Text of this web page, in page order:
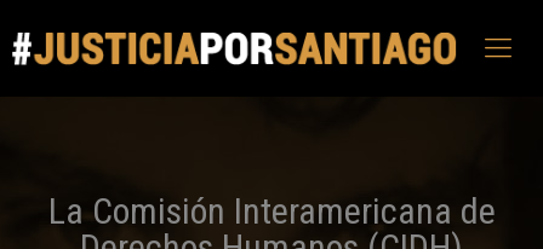
La Comisión Interamericana de